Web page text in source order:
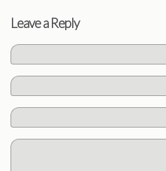
Leave a Reply